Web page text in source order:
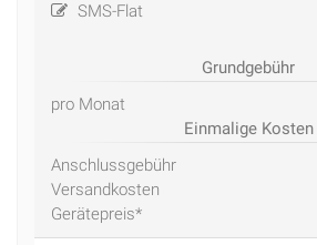
SMS-Flat
Grundgebühr
pro Monat
Einmalige Kosten
Anschlussgebühr
Versandkosten
Gerätepreis*